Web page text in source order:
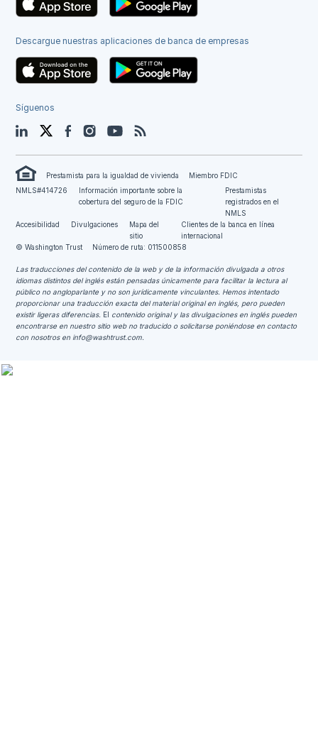
Descargue nuestras aplicaciones de banca de empresas
Síguenos
LinkedIn TwitterFacebookInstagramYouTube
Prestamista para la igualdad de vivienda
Miembro FDIC
NMLS#414726
Información importante sobre la
cobertura del seguro de la FDIC
Prestamistas
registrados en el
NMLS
Accesibilidad
Divulgaciones
Mapa del
sitio
Clientes de la banca en línea
internacional
© Washington Trust
Número de ruta: 011500858
Las traducciones del contenido de la web y de la información divulgada a otros
idiomas distintos del inglés están pensadas únicamente para facilitar la lectura al
público no angloparlante y no son jurídicamente vinculantes. Hemos intentado
proporcionar una traducción exacta del material original en inglés, pero pueden
existir ligeras diferencias. El contenido original y las divulgaciones en inglés pueden
encontrarse en nuestro sitio web no traducido o solicitarse poniéndose en contacto
con nosotros en info@washtrust.com.